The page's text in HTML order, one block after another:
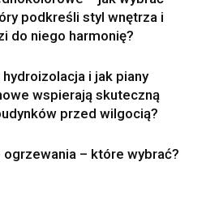
podkreśli styl wnętrza i
do niego harmonię?
i jak piany
wspierają skuteczną
przed wilgocią?
ogrzewania – które wybrać?